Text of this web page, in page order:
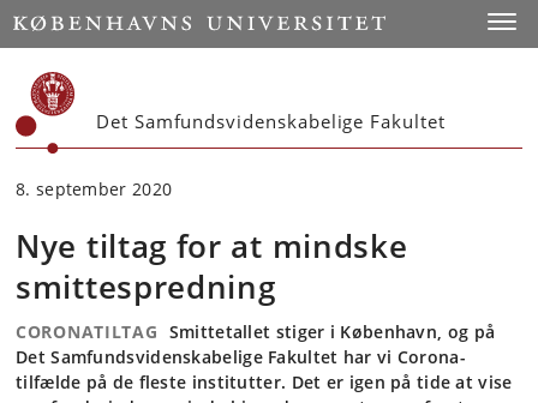
Start
Det Samfundsvidenskabelige Fakultet
8. september 2020
Nye tiltag for at mindske
smittespredning
CORONATILTAG Smittetallet stiger i København, og på
Det Samfundsvidenskabelige Fakultet har vi Corona-
tilfælde på de fleste institutter. Det er igen på tide at vise